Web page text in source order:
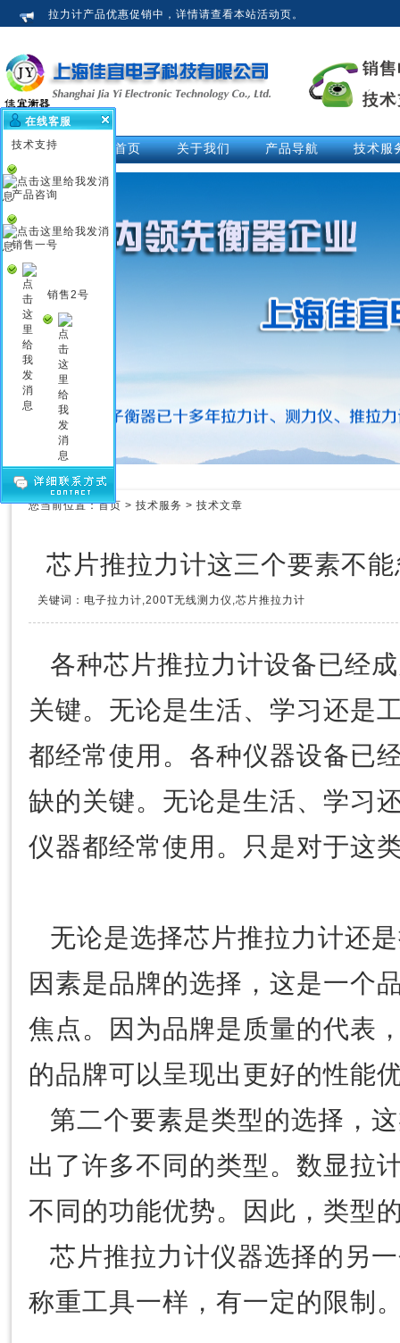
拉力计产品优惠促销中，详情请查看本站活动页。
网站首页 关于我们
公司介绍
行业知识
企业文化
产品导航
拉力计
推拉力计
数显拉力计
电子测力计
电子测力仪
无线测力计
无线拉力计
压力测力计
技术服
技术文
您当前位置：首页 > 技术服务 > 技术文章
芯片推拉力计这三个要素不
关键词：电子拉力计,200T无线测力仪,芯片推拉力计
各种芯片推拉力计设备已经
关键。无论是生活、学习还是
都经常使用。各种仪器设备已
缺的关键。无论是生活、学习
仪器都经常使用。只是对于这
无论是选择芯片推拉力计还
因素是品牌的选择，这是一个
焦点。因为品牌是质量的代表
的品牌可以呈现出更好的性能
第二个要素是类型的选择，
出了许多不同的类型。数显拉
不同的功能优势。因此，类型
芯片推拉力计仪器选择的另
称重工具一样，有一定的限制
在线客服
技术支持
产品咨询
销售一号
销售2号